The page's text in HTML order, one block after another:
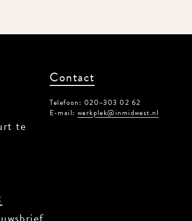
te
Contact
Telefoon: 020–303 02 62
E-mail: werkplek@inmidwest.nl